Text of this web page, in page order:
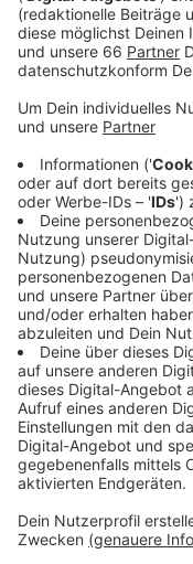
angekündigt.
Veröffentlicht:
Anzeige
Acht obdachlose
Gelände gelebt
möblierten
dort von der
Stadtsprecherin.
"FiftyFifty"
Gerichten haben im
mehr Menschen in
abgeladen und
wie vier
noch Büsche und
Montag, dauert
Weitere Infos und